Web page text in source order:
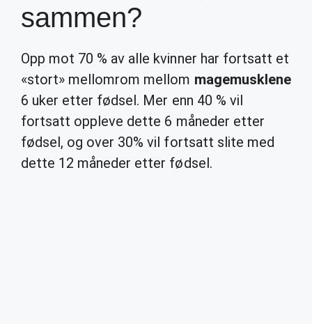
sammen?
Opp mot 70 % av alle kvinner har fortsatt et
«stort» mellomrom mellom magemusklene
6 uker etter fødsel. Mer enn 40 % vil
fortsatt oppleve dette 6 måneder etter
fødsel, og over 30% vil fortsatt slite med
dette 12 måneder etter fødsel.